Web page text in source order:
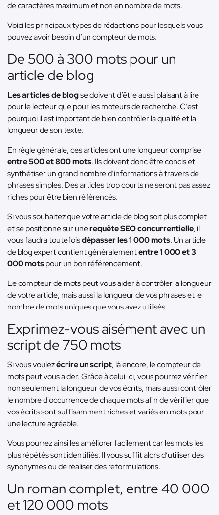
de caractères maximum et non en nombre de mots.
Voici les principaux types de rédactions pour lesquels vous
pouvez avoir besoin d’un compteur de mots.
De 500 à 300 mots pour un
article de blog
Les articles de blogse doivent d’être aussi plaisant à lire
pour le lecteur que pour les moteurs de recherche. C’est
pourquoi il est important de bien contrôler la qualité et la
longueur de son texte.
En règle générale, ces articles ont une longueur comprise
entre 500 et 800 mots. Ils doivent donc être concis et
synthétiser un grand nombre d’informations à travers de
phrases simples. Des articles trop courts ne seront pas assez
riches pour être bien référencés.
Si vous souhaitez que votre article de blog soit plus complet
et se positionne sur unerequête SEO concurrentielle, il
vous faudra toutefoisdépasser les 1 000 mots. Un article
de blog expert contient généralemententre 1 000 et 3
000 motspour un bon référencement.
Le compteur de mots peut vous aider à contrôler la longueur
de votre article, mais aussi la longueur de vos phrases et le
nombre de mots uniques que vous avez utilisés.
Exprimez-vous aisément avec un
script de 750 mots
Si vous voulezécrire un script, là encore, le compteur de
mots peut vous aider. Grâce à celui-ci, vous pourrez vérifier
non seulement la longueur de vos écrits, mais aussi contrôler
le nombre d'occurrence de chaque mots afin de vérifier que
vos écrits sont suffisamment riches et variés en mots pour
une lecture agréable.
Vous pourrez ainsi les améliorer facilement car les mots les
plus répétés sont identifiés. Il vous suffit alors d’utiliser des
synonymes ou de réaliser des reformulations.
Un roman complet, entre 40 000
et 120 000 mots